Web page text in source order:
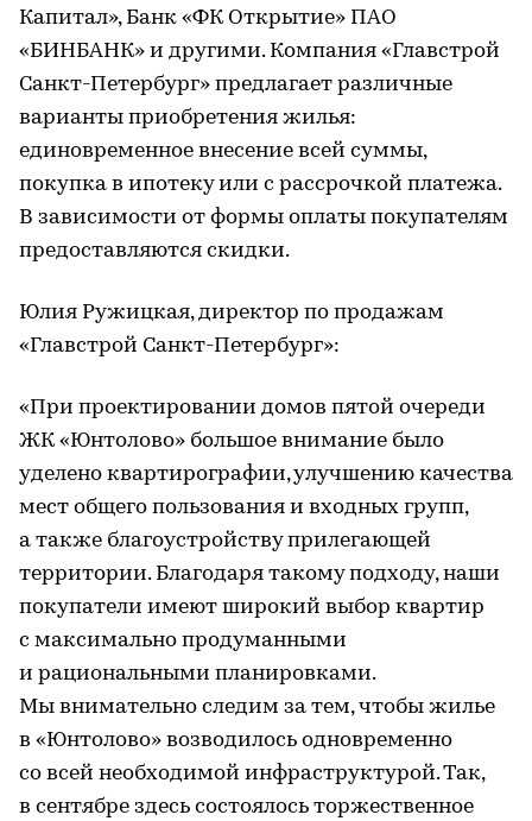
Капитал», Банк «ФК Открытие» ПАО
«БИНБАНК» и другими. Компания «Главстрой
Санкт-Петербург» предлагает различные
варианты приобретения жилья:
единовременное внесение всей суммы,
покупка в ипотеку или с рассрочкой платежа.
В зависимости от формы оплаты покупателям
предоставляются скидки.
Юлия Ружицкая, директор по продажам
«Главстрой Санкт-Петербург»:
«При проектировании домов пятой очереди
ЖК «Юнтолово» большое внимание было
уделено квартирографии, улучшению качества
мест общего пользования и входных групп,
а также благоустройству прилегающей
территории. Благодаря такому подходу, наши
покупатели имеют широкий выбор квартир
с максимально продуманными
и рациональными планировками.
Мы внимательно следим за тем, чтобы жилье
в «Юнтолово» возводилось одновременно
со всей необходимой инфраструктурой. Так,
в сентябре здесь состоялось торжественное